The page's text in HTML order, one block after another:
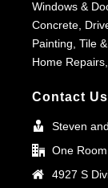
Windows &
Concrete,
Painting, Tile
Home
Contact Us
Steven
One
4927 S